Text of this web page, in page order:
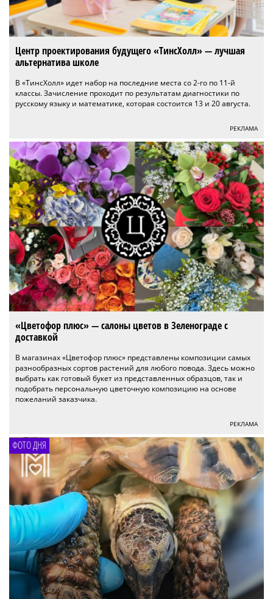
Центр проектирования будущего «ТинсХолл» — лучшая
альтернатива школе
В «ТинсХолл» идет набор на последние места со 2-го по 11-й
классы. Зачисление проходит по результатам диагностики по
русскому языку и математике, которая состоится 13 и 20 августа.
РЕКЛАМА
«Цветофор плюс» — салоны цветов в Зеленограде с
доставкой
В магазинах «Цветофор плюс» представлены композиции самых
разнообразных сортов растений для любого повода. Здесь можно
выбрать как готовый букет из представленных образцов, так и
подобрать персональную цветочную композицию на основе
пожеланий заказчика.
РЕКЛАМА
ФОТО ДНЯ